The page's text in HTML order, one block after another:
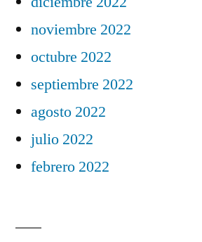
noviembre 2022
octubre 2022
septiembre 2022
agosto 2022
julio 2022
febrero 2022